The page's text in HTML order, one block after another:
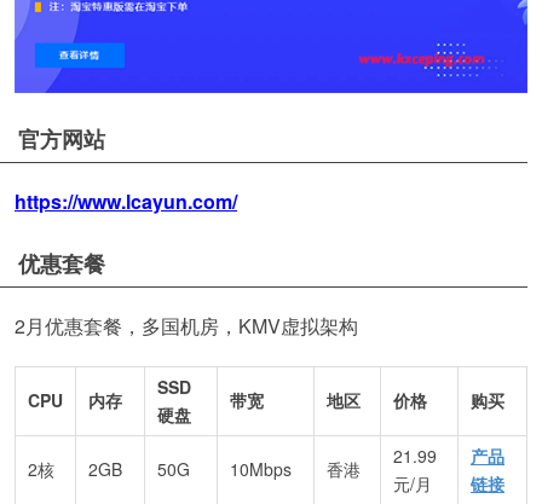
官方网站
https://www.lcayun.com/
优惠套餐
2月优惠套餐，多国机房，KMV虚拟架构
CPU 内存
SSD
硬盘
带宽 地区 价格 购买
2核 2GB 50G 10Mbps 香港
21.99
元/月
产品
链接